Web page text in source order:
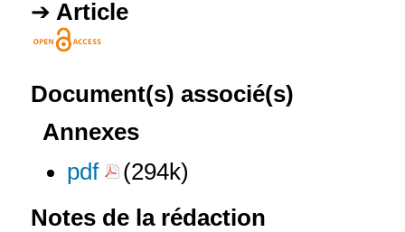
Article
Document(s) associé(s)
Annexes
pdf
(294k)
Notes de la rédaction